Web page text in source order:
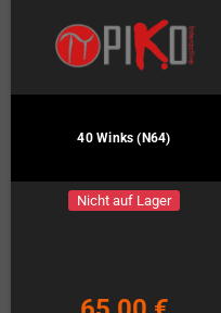
40 Winks (N64)
Nicht auf Lager